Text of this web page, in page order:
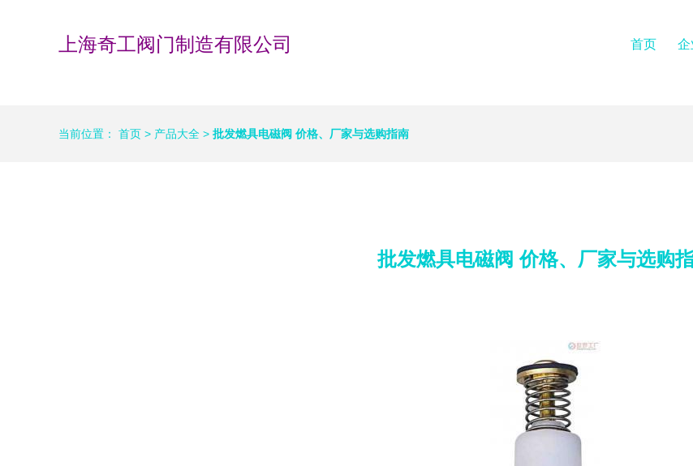
上海奇工阀门制造有限公司 首页 企
当前位置： 首页 > 产品大全 > 批发燃具电磁阀 价格、厂家与选购指南
批发燃具电磁阀 价格、厂家与选购